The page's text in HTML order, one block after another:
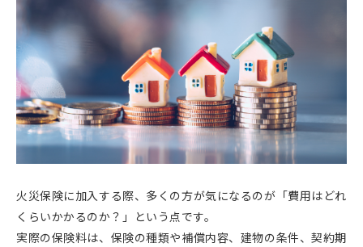
火災保険に加入する際、多くの方が気になるのが「費用はどれ
くらいかかるのか？」という点です。
実際の保険料は、保険の種類や補償内容、建物の条件、契約期